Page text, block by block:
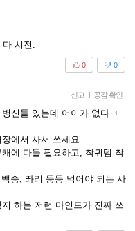
다 시전.
0
0
신고 | 공감 확인
신들 있는데 어이가 없다ㅋ
에서 사서 쓰세요.
에 다들 필요하고, 착귀템 착
승, 똬리 등등 먹어야 되는 사
하는 저런 마인드가 진짜 쓰